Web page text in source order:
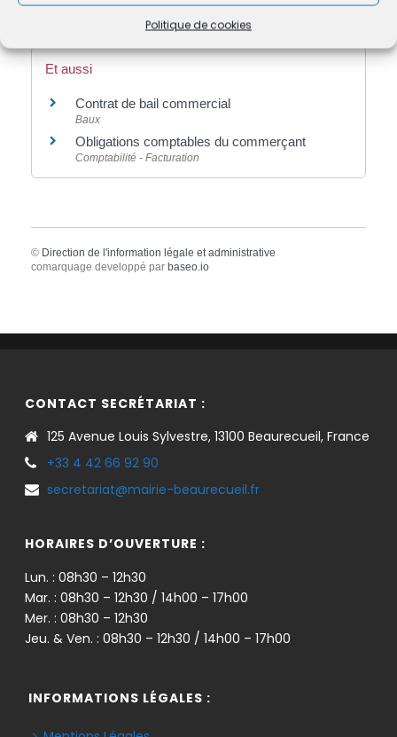
Politique de cookies
Comment publier une annonce légale ?
Et aussi
Contrat de bail commercial
Baux
Obligations comptables du commerçant
Comptabilité - Facturation
© Direction de l'information légale et administrative
comarquage developpé par baseo.io
CONTACT SECRÉTARIAT :
125 Avenue Louis Sylvestre, 13100 Beaurecueil, France
+33 4 42 66 92 90
secretariat@mairie-beaurecueil.fr
HORAIRES D’OUVERTURE :
Lun. : 08h30 – 12h30
Mar. : 08h30 – 12h30 / 14h00 – 17h00
Mer. : 08h30 – 12h30
Jeu. & Ven. : 08h30 – 12h30 / 14h00 – 17h00
INFORMATIONS LÉGALES :